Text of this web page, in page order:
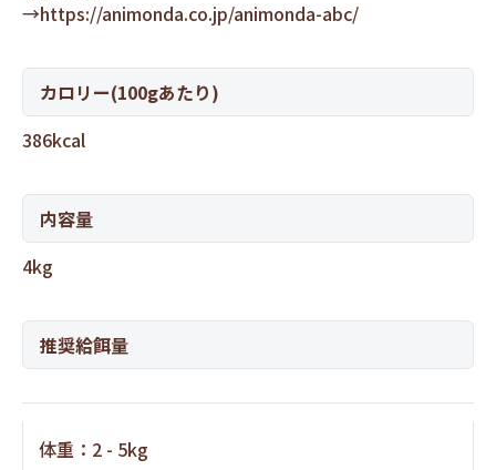
→https://animonda.co.jp/animonda-abc/
カロリー(100gあたり)
386kcal
内容量
4kg
推奨給餌量
体重：2 - 5kg